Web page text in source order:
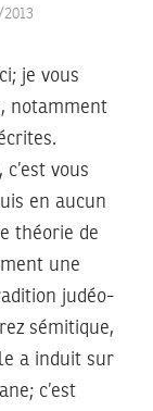
je vous
notamment
vous
en aucun
théorie de
une
judéo-
sémitique,
a induit sur
c’est